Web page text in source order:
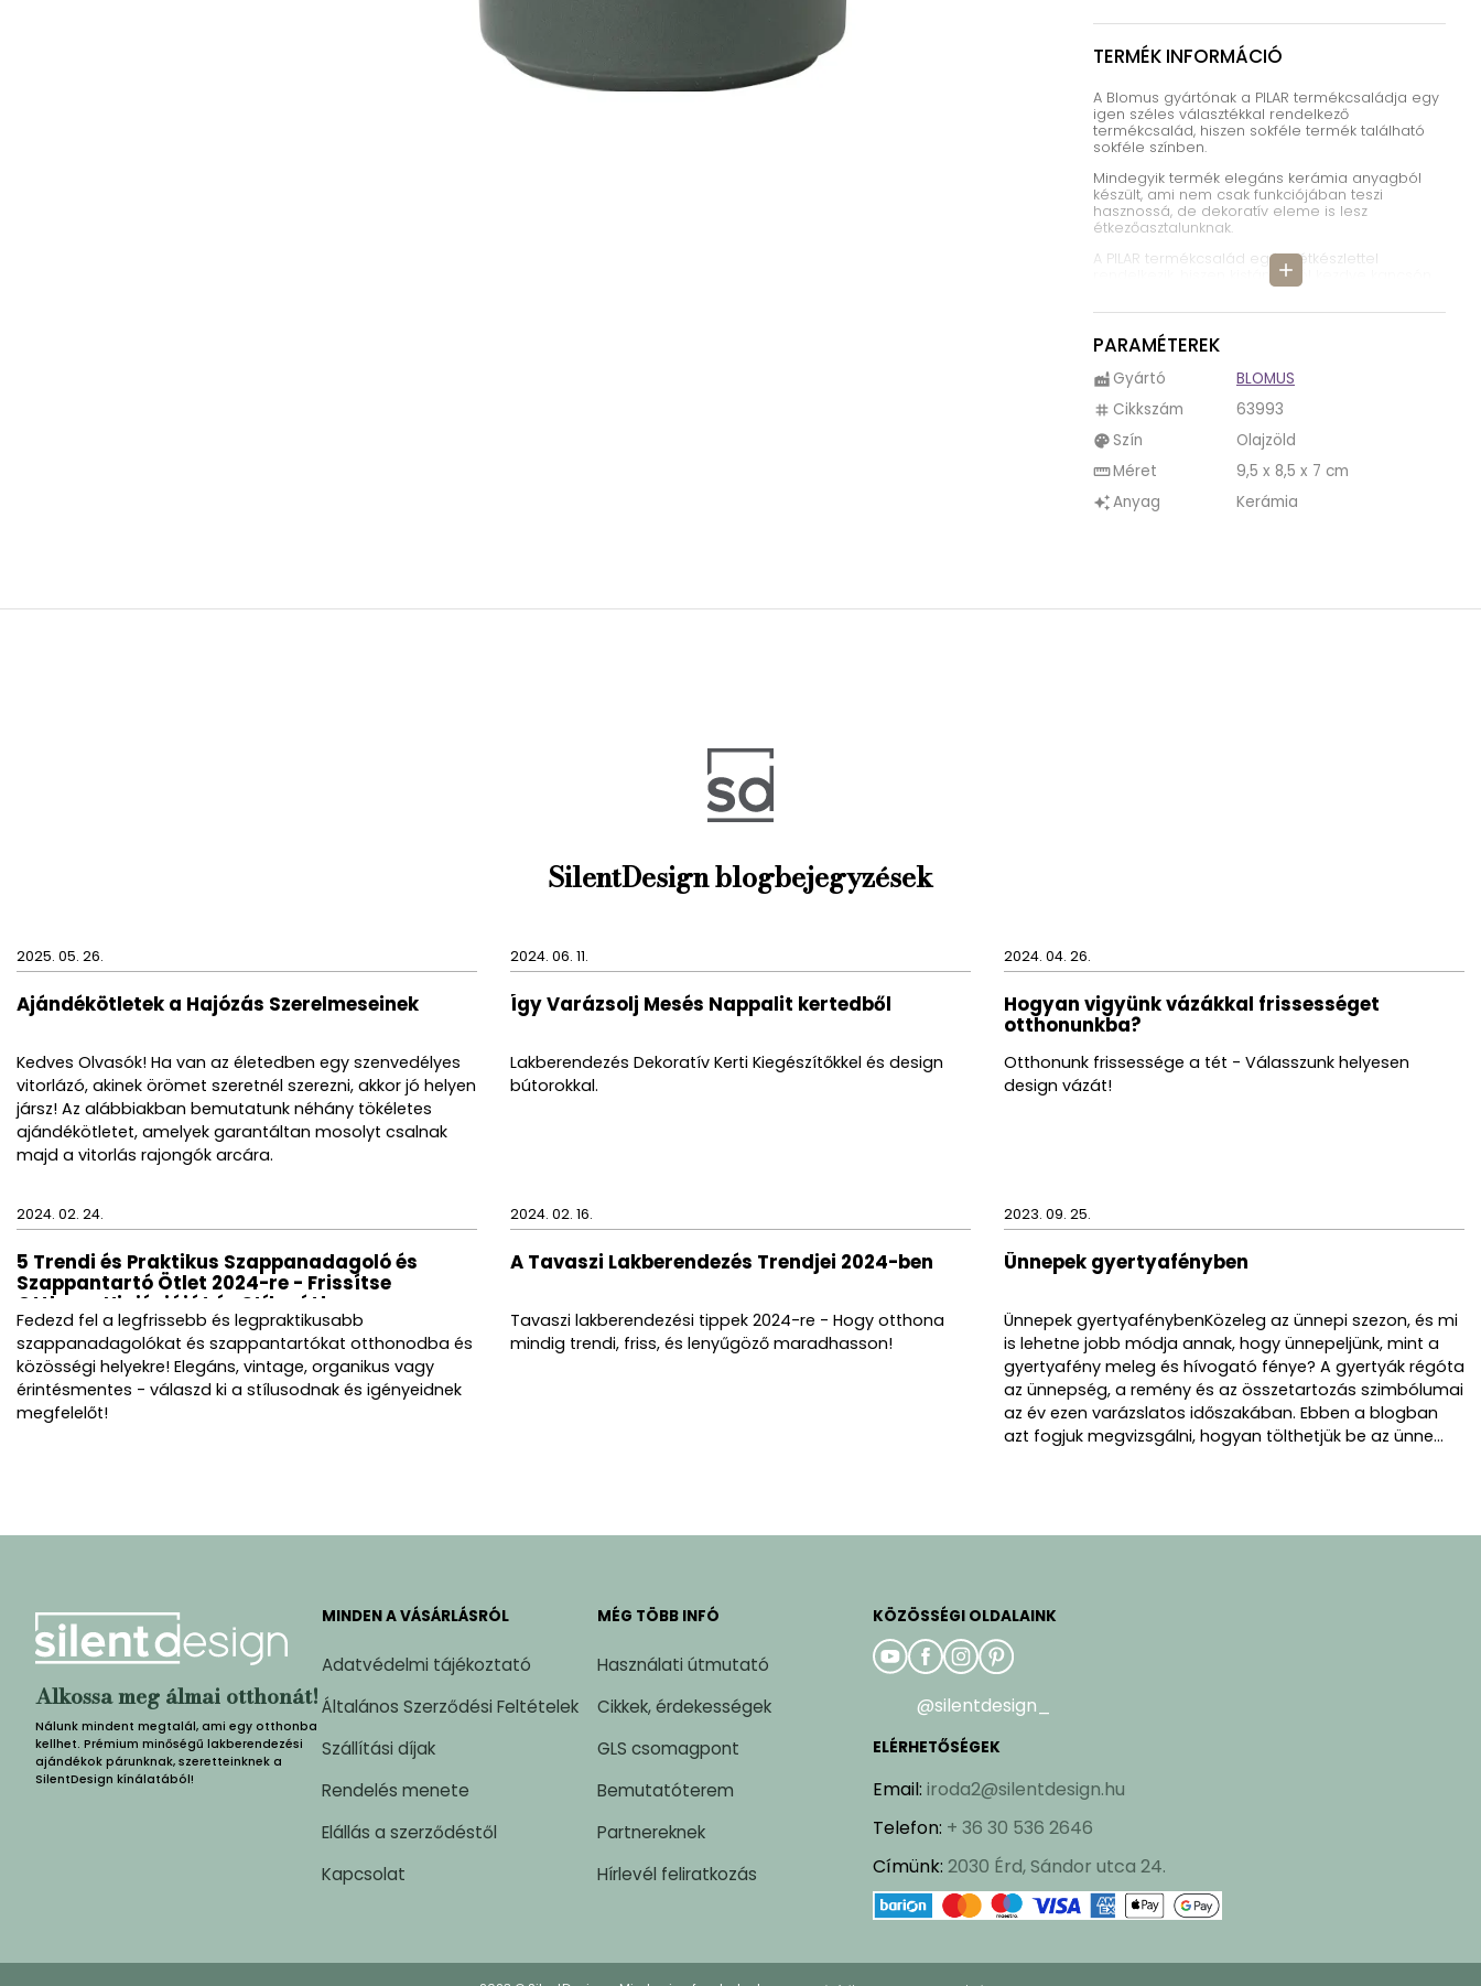
TERMÉK INFORMÁCIÓ
add
A Blomus gyártónak a PILAR termékcsaládja egy
igen széles választékkal rendelkező
termékcsalád, hiszen sokféle termék található
sokféle színben.
Mindegyik termék elegáns kerámia anyagból
készült, ami nem csak funkciójában teszi
hasznossá, de dekoratív eleme is lesz
étkezőasztalunknak.
A PILAR termékcsalád egész étkészlettel
rendelkezik, hiszen kistányértól kezdve kancsón
keresztül mindenféle terméket találunk, amiket
hasznosíthatunk tálalásnál, étkezésnél.
A képen látható termék egy tejkiöntő, amivel
akár igazán elegánsan is fel tudjuk szolgálni a
tejet a kávéhoz.
A PILAR széles választéka nem csak a termékek
fajtáiból ered, hanem színskáláján is, hiszen
négy különböző színben kaphatóak. A színeket
akár variálhatjuk is egymással egy terméken
belül vagy termékek között is.
Használatuk egyszerű a PILAR termékeknek,
hiszen moshatóak mosogatógépben és
PARAMÉTEREK
factory Gyártó BLOMUS
tag Cikkszám 63993
palette Szín Olajzöld
straightenMéret 9,5 x 8,5 x 7 cm
auto_awesomeAnyag Kerámia
SilentDesign blogbejegyzések
2025. 05. 26.
Ajándékötletek a Hajózás Szerelmeseinek
Kedves Olvasók! Ha van az életedben egy szenvedélyes
vitorlázó, akinek örömet szeretnél szerezni, akkor jó helyen
jársz! Az alábbiakban bemutatunk néhány tökéletes
ajándékötletet, amelyek garantáltan mosolyt csalnak
majd a vitorlás rajongók arcára.
2024. 06. 11.
Így Varázsolj Mesés Nappalit kertedből
Lakberendezés Dekoratív Kerti Kiegészítőkkel és design
bútorokkal.
2024. 04. 26.
Hogyan vigyünk vázákkal frissességet
otthonunkba?
Otthonunk frissessége a tét - Válasszunk helyesen
design vázát!
2024. 02. 24.
5 Trendi és Praktikus Szappanadagoló és
Szappantartó Ötlet 2024-re - Frissítse
Otthona Higiéniáját és Stílusát!
Fedezd fel a legfrissebb és legpraktikusabb
szappanadagolókat és szappantartókat otthonodba és
közösségi helyekre! Elegáns, vintage, organikus vagy
érintésmentes - válaszd ki a stílusodnak és igényeidnek
megfelelőt!
2024. 02. 16.
A Tavaszi Lakberendezés Trendjei 2024-ben
Tavaszi lakberendezési tippek 2024-re - Hogy otthona
mindig trendi, friss, és lenyűgöző maradhasson!
2023. 09. 25.
Ünnepek gyertyafényben
Ünnepek gyertyafénybenKözeleg az ünnepi szezon, és mi
is lehetne jobb módja annak, hogy ünnepeljünk, mint a
gyertyafény meleg és hívogató fénye? A gyertyák régóta
az ünnepség, a remény és az összetartozás szimbólumai
az év ezen varázslatos időszakában. Ebben a blogban
azt fogjuk megvizsgálni, hogyan tölthetjük be az ünne...
Alkossa meg álmai otthonát!
Nálunk mindent megtalál, ami egy otthonba
kellhet. Prémium minőségű lakberendezési
ajándékok párunknak, szeretteinknek a
SilentDesign kínálatából!
MINDEN A VÁSÁRLÁSRÓL
Adatvédelmi tájékoztató
Általános Szerződési Feltételek
Szállítási díjak
Rendelés menete
Elállás a szerződéstől
Kapcsolat
MÉG TÖBB INFÓ
Használati útmutató
Cikkek, érdekességek
GLS csomagpont
Bemutatóterem
Partnereknek
Hírlevél feliratkozás
KÖZÖSSÉGI OLDALAINK
@silentdesign_
ELÉRHETŐSÉGEK
Email: iroda2@silentdesign.hu
Telefon: + 36 30 536 2646
Címünk: 2030 Érd, Sándor utca 24.